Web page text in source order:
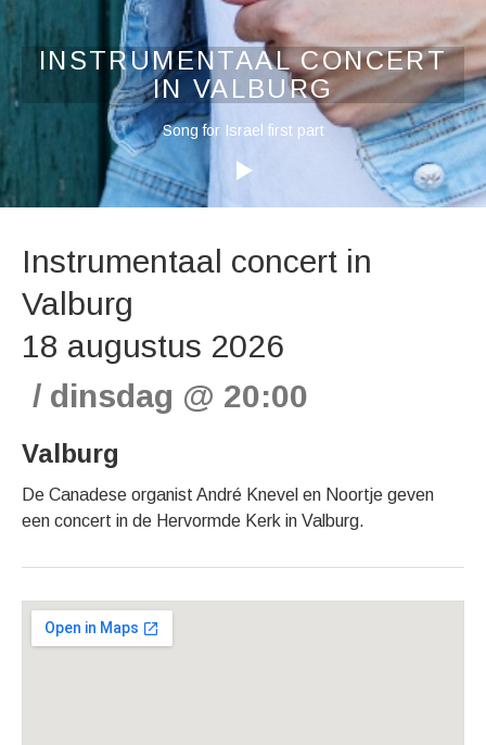
INSTRUMENTAAL CONCERT
IN VALBURG
Song for Israel first part
Instrumentaal concert in
Valburg
18 augustus 2026
dinsdag @ 20:00
Valburg
De Canadese organist André Knevel en Noortje geven
een concert in de Hervormde Kerk in Valburg.